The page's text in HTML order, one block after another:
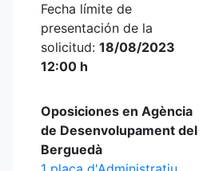
Fecha límite de
presentación de la
solicitud: 18/08/2023
12:00 h
Oposiciones en Agència
de Desenvolupament del
Berguedà